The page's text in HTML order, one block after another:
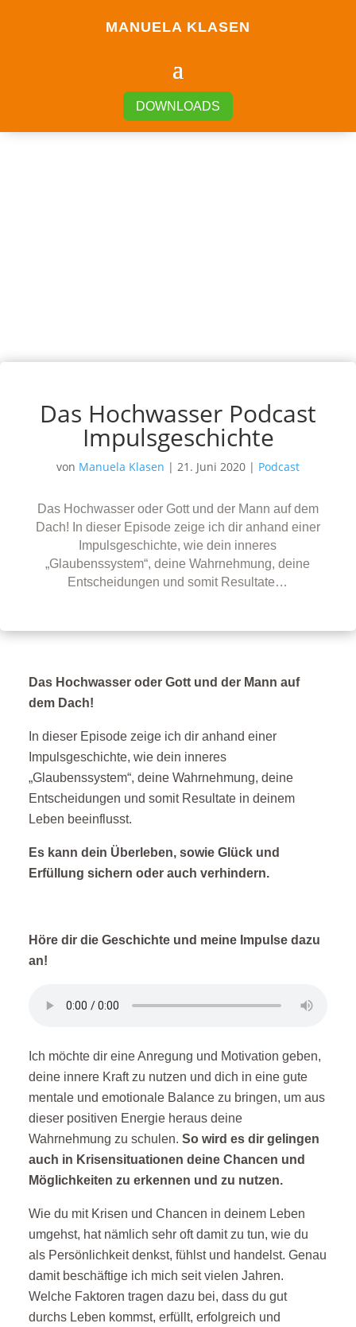
MANUELA KLASEN
DOWNLOADS
Das Hochwasser Podcast
Impulsgeschichte
von Manuela Klasen | 21. Juni 2020 | Podcast
Das Hochwasser oder Gott und der Mann auf dem
Dach! In dieser Episode zeige ich dir anhand einer
Impulsgeschichte, wie dein inneres
„Glaubenssystem“, deine Wahrnehmung, deine
Entscheidungen und somit Resultate…
Das Hochwasser oder Gott und der Mann auf
dem Dach!
In dieser Episode zeige ich dir anhand einer
Impulsgeschichte, wie dein inneres
„Glaubenssystem“, deine Wahrnehmung, deine
Entscheidungen und somit Resultate in deinem
Leben beeinflusst.
Es kann dein Überleben, sowie Glück und
Erfüllung sichern oder auch verhindern.
Höre dir die Geschichte und meine Impulse dazu
an!
Ich möchte dir eine Anregung und Motivation geben,
deine innere Kraft zu nutzen und dich in eine gute
mentale und emotionale Balance zu bringen, um aus
dieser positiven Energie heraus deine
Wahrnehmung zu schulen.So wird es dir gelingen
auch in Krisensituationen deine Chancen und
Möglichkeiten zu erkennen und zu nutzen.
Wie du mit Krisen und Chancen in deinem Leben
umgehst, hat nämlich sehr oft damit zu tun, wie du
als Persönlichkeit denkst, fühlst und handelst. Genau
damit beschäftige ich mich seit vielen Jahren.
Welche Faktoren tragen dazu bei, dass du gut
durchs Leben kommst, erfüllt, erfolgreich und